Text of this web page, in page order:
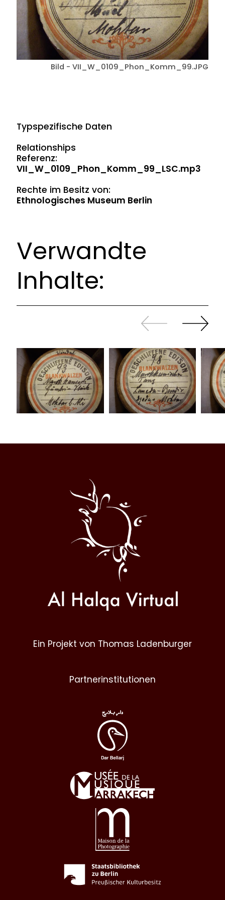
Bild - VII_W_0109_Phon_Komm_99.JPG
Typspezifische Daten
Relationships
Referenz:
VII_W_0109_Phon_Komm_99_LSC.mp3
Rechte im Besitz von:
Ethnologisches Museum Berlin
Verwandte
Inhalte:
Zurück
sliden
Weiter
sliden
Halqa
Ein Projekt von Thomas Ladenburger
Partnerinstitutionen